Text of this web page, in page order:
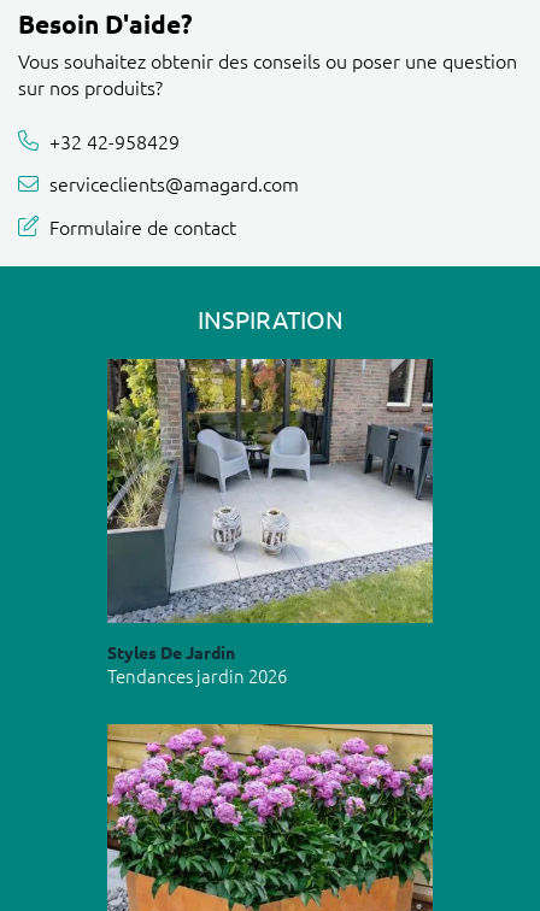
Besoin D'aide?
Vous souhaitez obtenir des conseils ou poser une question
sur nos produits?
+32 42-958429
serviceclients@amagard.com
Formulaire de contact
INSPIRATION
Styles De Jardin
Tendances jardin 2026